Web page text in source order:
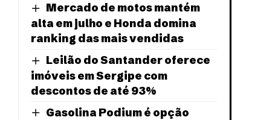
Mercado de motos mantém
alta em julho e Honda domina
ranking das mais vendidas
Leilão do Santander oferece
imóveis em Sergipe com
descontos de até 93%
Gasolina Podium é opção